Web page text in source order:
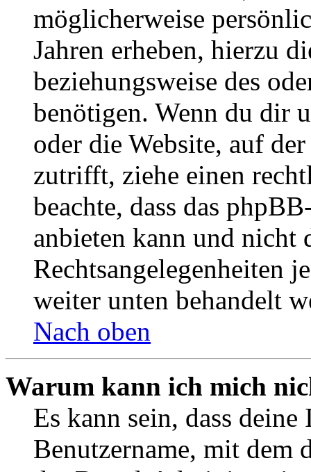
möglicherweise
Jahren erheben, hierzu
beziehungsweise des
benötigen. Wenn du dir
oder die Website, auf
zutrifft, ziehe einen
beachte, dass das
anbieten kann und nicht
Rechtsangelegenheiten
weiter unten behandelt
Nach oben
Warum kann ich mich
Es kann sein, dass
Benutzername, mit dem